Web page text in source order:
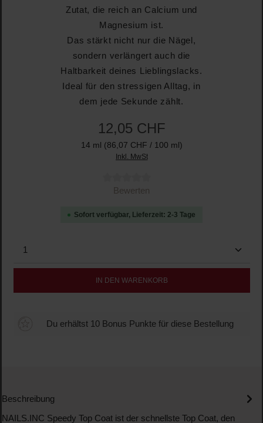
Zutat, die reich an Calcium und
Magnesium ist.
Das stärkt nicht nur die Nägel,
sondern verlängert auch die
Haltbarkeit deines Lieblingslacks.
Ideal für den stressigen Alltag, in
dem jede Sekunde zählt.
12,05 CHF
14 ml (86,07 CHF / 100 ml)
Inkl. MwSt
Durchschnittliche Bewertung von 0 von 5 Sternen
Bewerten
Sofort verfügbar, Lieferzeit: 2-3 Tage
Produkt Anzahl: Gib den gewünschten Wert ein
IN DEN WARENKORB
Du erhältst 10 Bonus Punkte für diese Bestellung
Beschreibung
NAILS.INC Speedy Top Coat ist der schnellste Top Coat, den